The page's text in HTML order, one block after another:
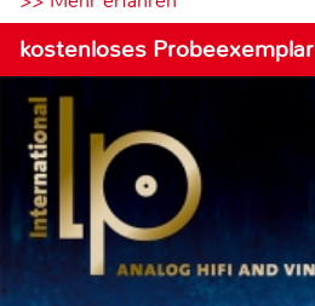
kostenloses Probeexemplar